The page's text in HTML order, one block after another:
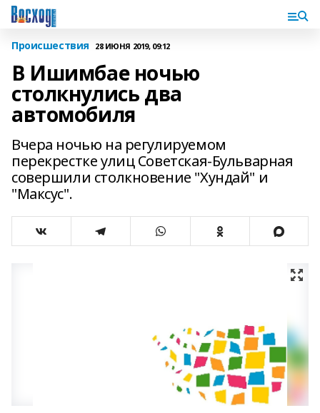
Происшествия 28 ИЮНЯ 2019, 09:12
В Ишимбае ночью
столкнулись два
автомобиля
Вчера ночью на регулируемом
перекрестке улиц Советская-Бульварная
совершили столкновение "Хундай" и
"Максус".